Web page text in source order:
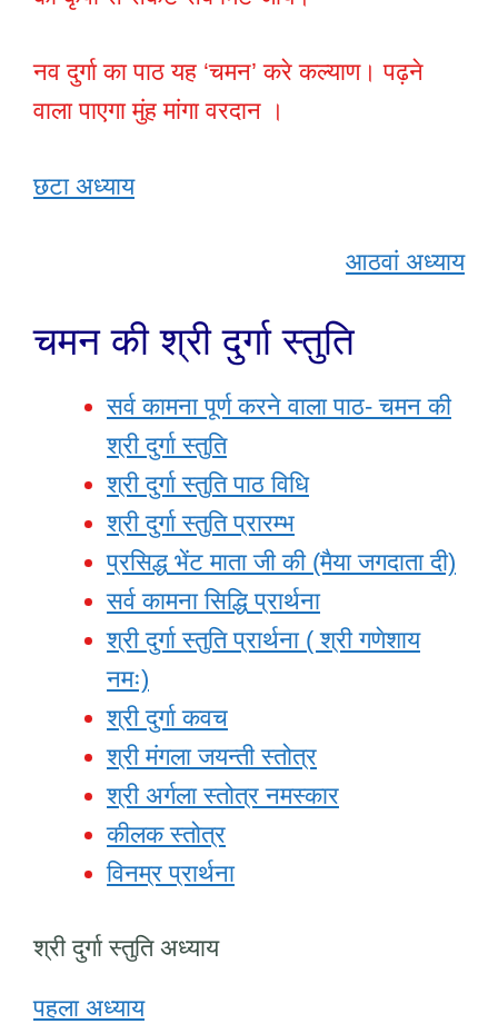
नव दुर्गा का पाठ यह ‘चमन’ करे कल्याण। पढ़ने
वाला पाएगा मुंह मांगा वरदान ।
छटा अध्याय
आठवां अध्याय
चमन की श्री दुर्गा स्तुति
सर्व कामना पूर्ण करने वाला पाठ- चमन की
श्री दुर्गा स्तुति
श्री दुर्गा स्तुति पाठ विधि
श्री दुर्गा स्तुति प्रारम्भ
प्रसिद्ध भेंट माता जी की (मैया जगदाता दी)
सर्व कामना सिद्धि प्रार्थना
श्री दुर्गा स्तुति प्रार्थना ( श्री गणेशाय
नमः)
श्री दुर्गा कवच
श्री मंगला जयन्ती स्तोत्र
श्री अर्गला स्तोत्र नमस्कार
कीलक स्तोत्र
विनम्र प्रार्थना
श्री दुर्गा स्तुति अध्याय
पहला अध्याय